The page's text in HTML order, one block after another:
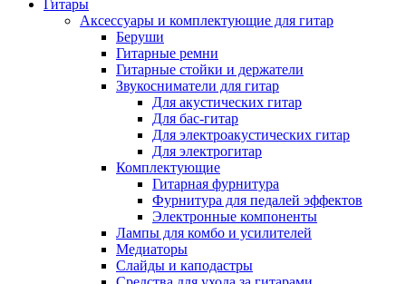
Гитары
Аксессуары и комплектующие для гитар
Беруши
Гитарные ремни
Гитарные стойки и держатели
Звукосниматели для гитар
Для акустических гитар
Для бас-гитар
Для электроакустических гитар
Для электрогитар
Комплектующие
Гитарная фурнитура
Фурнитура для педалей эффектов
Электронные компоненты
Лампы для комбо и усилителей
Медиаторы
Слайды и каподастры